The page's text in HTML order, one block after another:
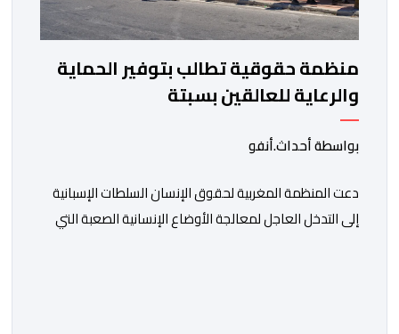
منظمة حقوقية تطالب بتوفير الحماية
والرعاية للعالقين بسبتة
بواسطة أحداث.أنفو
دعت المنظمة المغربية لحقوق الإنسان السلطات الإسبانية
إلى التدخل العاجل لمعالجة الأوضاع الإنسانية الصعبة التي